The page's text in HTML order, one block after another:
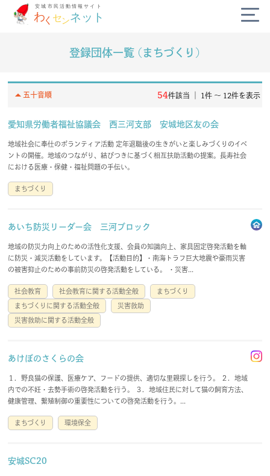
diversity_3
campaign
today
volunteer_activism
わくセンネットとは？ よくある質問
会員規約 免責事項
登録団体要綱
account_circle login
登録団体一覧 (まちづくり)
arrow_drop_up五十音順 54件該当 ｜ 1件 〜 12件を表示
愛知県労働者福祉協議会 西三河支部 安城地区友の会
地域社会に奉仕のボランティア活動 定年退職後の生きがいと楽しみづくりのイベ
ントの開催。地域のつながり、結びつきに基づく相互扶助活動の提案。長寿社会
における医療・保健・福祉問題の手伝い。
まちづくり
あいち防災リーダー会 三河ブロック
地域の防災力向上のための活性化支援、会員の知識向上、家具固定啓発活動を軸
に防災・減災活動をしています。【活動目的】・南海トラフ巨大地震や豪雨災害
の被害抑止のための事前防災の啓発活動をしている。 ・災害...
社会教育 社会教育に関する活動全般 まちづくり
まちづくりに関する活動全般 災害救助
災害救助に関する活動全般
あけぼのさくらの会
１．野良猫の保護、医療ケア、フードの提供、適切な里親探しを行う。 ２．地域
内での不妊・去勢手術の啓発活動を行う。 ３．地域住民に対して猫の飼育方法、
健康管理、繫殖制御の重要性についての啓発活動を行う。...
まちづくり 環境保全
安城SC20